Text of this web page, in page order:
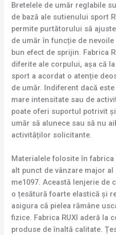
Bretelele de umăr reglabile
de bază ale sutienului sport
permite purtătorului să
de umăr în funcție de
bun efect de sprijin. Fabrica
diferite ale corpului, așa că
sport a acordat o atenție
de umăr. Indiferent dacă
mare intensitate sau de
poate oferi suportul potrivit
umăr să alunece sau să nu
activităților solicitante.
Materialele folosite în fabrica
alt punct de vânzare major al
me1097. Această lenjerie
o țesătură foarte elastică și
asigura că pielea rămâne
fizice. Fabrica RUXI aderă la
produse de înaltă calitate.